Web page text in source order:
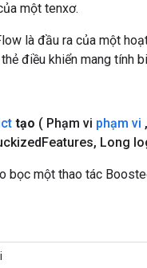
một tenxơ.
là đầu ra của một
điều khiển mang tính
tạo ( Phạm vi phạm vi ,
Features, Long
bọc một thao tác